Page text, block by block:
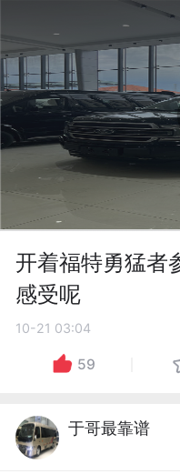
开着福特勇猛者
感受呢
10-21 03:04
59
于哥最靠谱